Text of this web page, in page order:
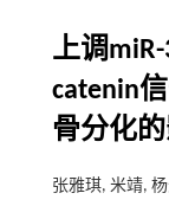
上调
catenin
骨分化
张雅琪, 米靖,